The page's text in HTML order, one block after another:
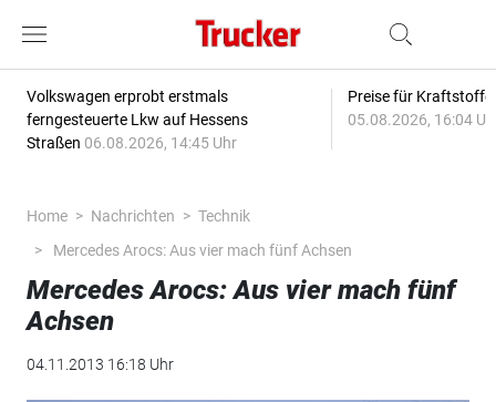
Volkswagen erprobt erstmals
ferngesteuerte Lkw auf Hessens
Straßen 06.08.2026, 14:45 Uhr
Preise für
05.08.2026, 16:04
Home Nachrichten
Technik
Mercedes Arocs: Aus vier mach fünf Achsen
Mercedes Arocs: Aus vier mach fünf
Achsen
04.11.2013 16:18 Uhr